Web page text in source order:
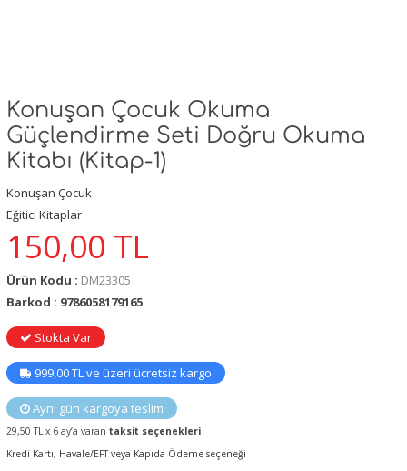
Konuşan Çocuk Okuma
Güçlendirme Seti Doğru Okuma
Kitabı (Kitap-1)
Konuşan Çocuk
Eğitici Kitaplar
150,00 TL
Ürün Kodu : DM23305
Barkod : 9786058179165
Stokta Var
999,00 TL ve üzeri ücretsiz kargo
Aynı gün kargoya teslim
29,50 TL x 6 ay’a varan taksit seçenekleri
Kredi Kartı, Havale/EFT veya Kapıda Ödeme seçeneği